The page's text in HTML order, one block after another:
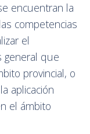
encuentran la
competencias
el
general que
provincial, o
aplicación
el ámbito